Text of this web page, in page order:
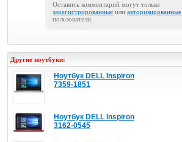
Оставить комментарий могут только
зарегистрированные или авторизированные
пользователи.
Другие ноутбуки:
Ноутбук DELL Inspiron
7359-1851
Ноутбук DELL Inspiron
3162-0545